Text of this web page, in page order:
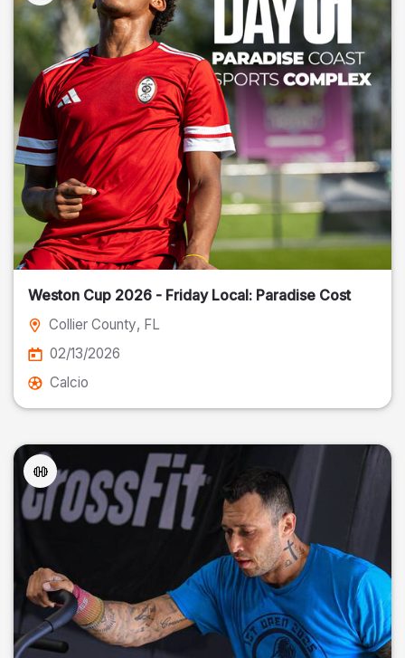
Weston Cup 2026 - Friday Local: Paradise Cost
Collier County, FL
02/13/2026
Calcio